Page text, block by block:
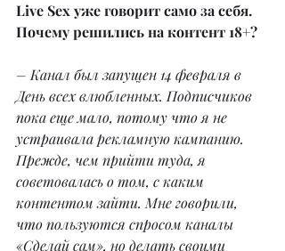
Live Sex уже говорит само за себя.
Почему решились на контент 18+?
– Канал был запущен 14 февраля в
День всех влюбленных. Подписчиков
пока еще мало, потому что я не
устраивала рекламную кампанию.
Прежде, чем прийти туда, я
советовалась о том, с каким
контентом зайти. Мне говорили,
что пользуются спросом каналы
«Сделай сам», но делать своими